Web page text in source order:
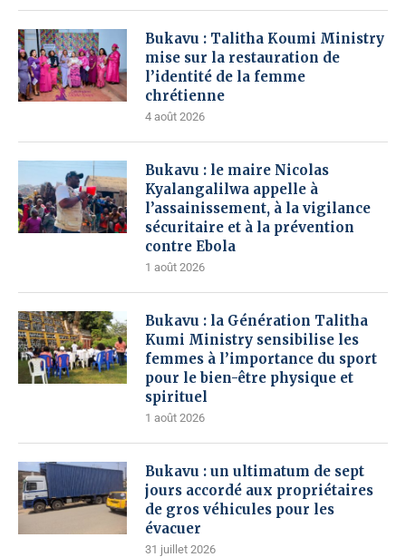
Bukavu : Talitha Koumi Ministry
mise sur la restauration de
l’identité de la femme
chrétienne
4 août 2026
Bukavu : le maire Nicolas
Kyalangalilwa appelle à
l’assainissement, à la vigilance
sécuritaire et à la prévention
contre Ebola
1 août 2026
Bukavu : la Génération Talitha
Kumi Ministry sensibilise les
femmes à l’importance du sport
pour le bien-être physique et
spirituel
1 août 2026
Bukavu : un ultimatum de sept
jours accordé aux propriétaires
de gros véhicules pour les
évacuer
31 juillet 2026